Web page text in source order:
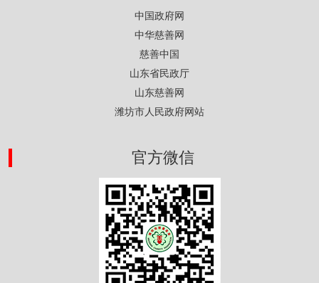
中国政府网
中华慈善网
慈善中国
山东省民政厅
山东慈善网
潍坊市人民政府网站
官方微信